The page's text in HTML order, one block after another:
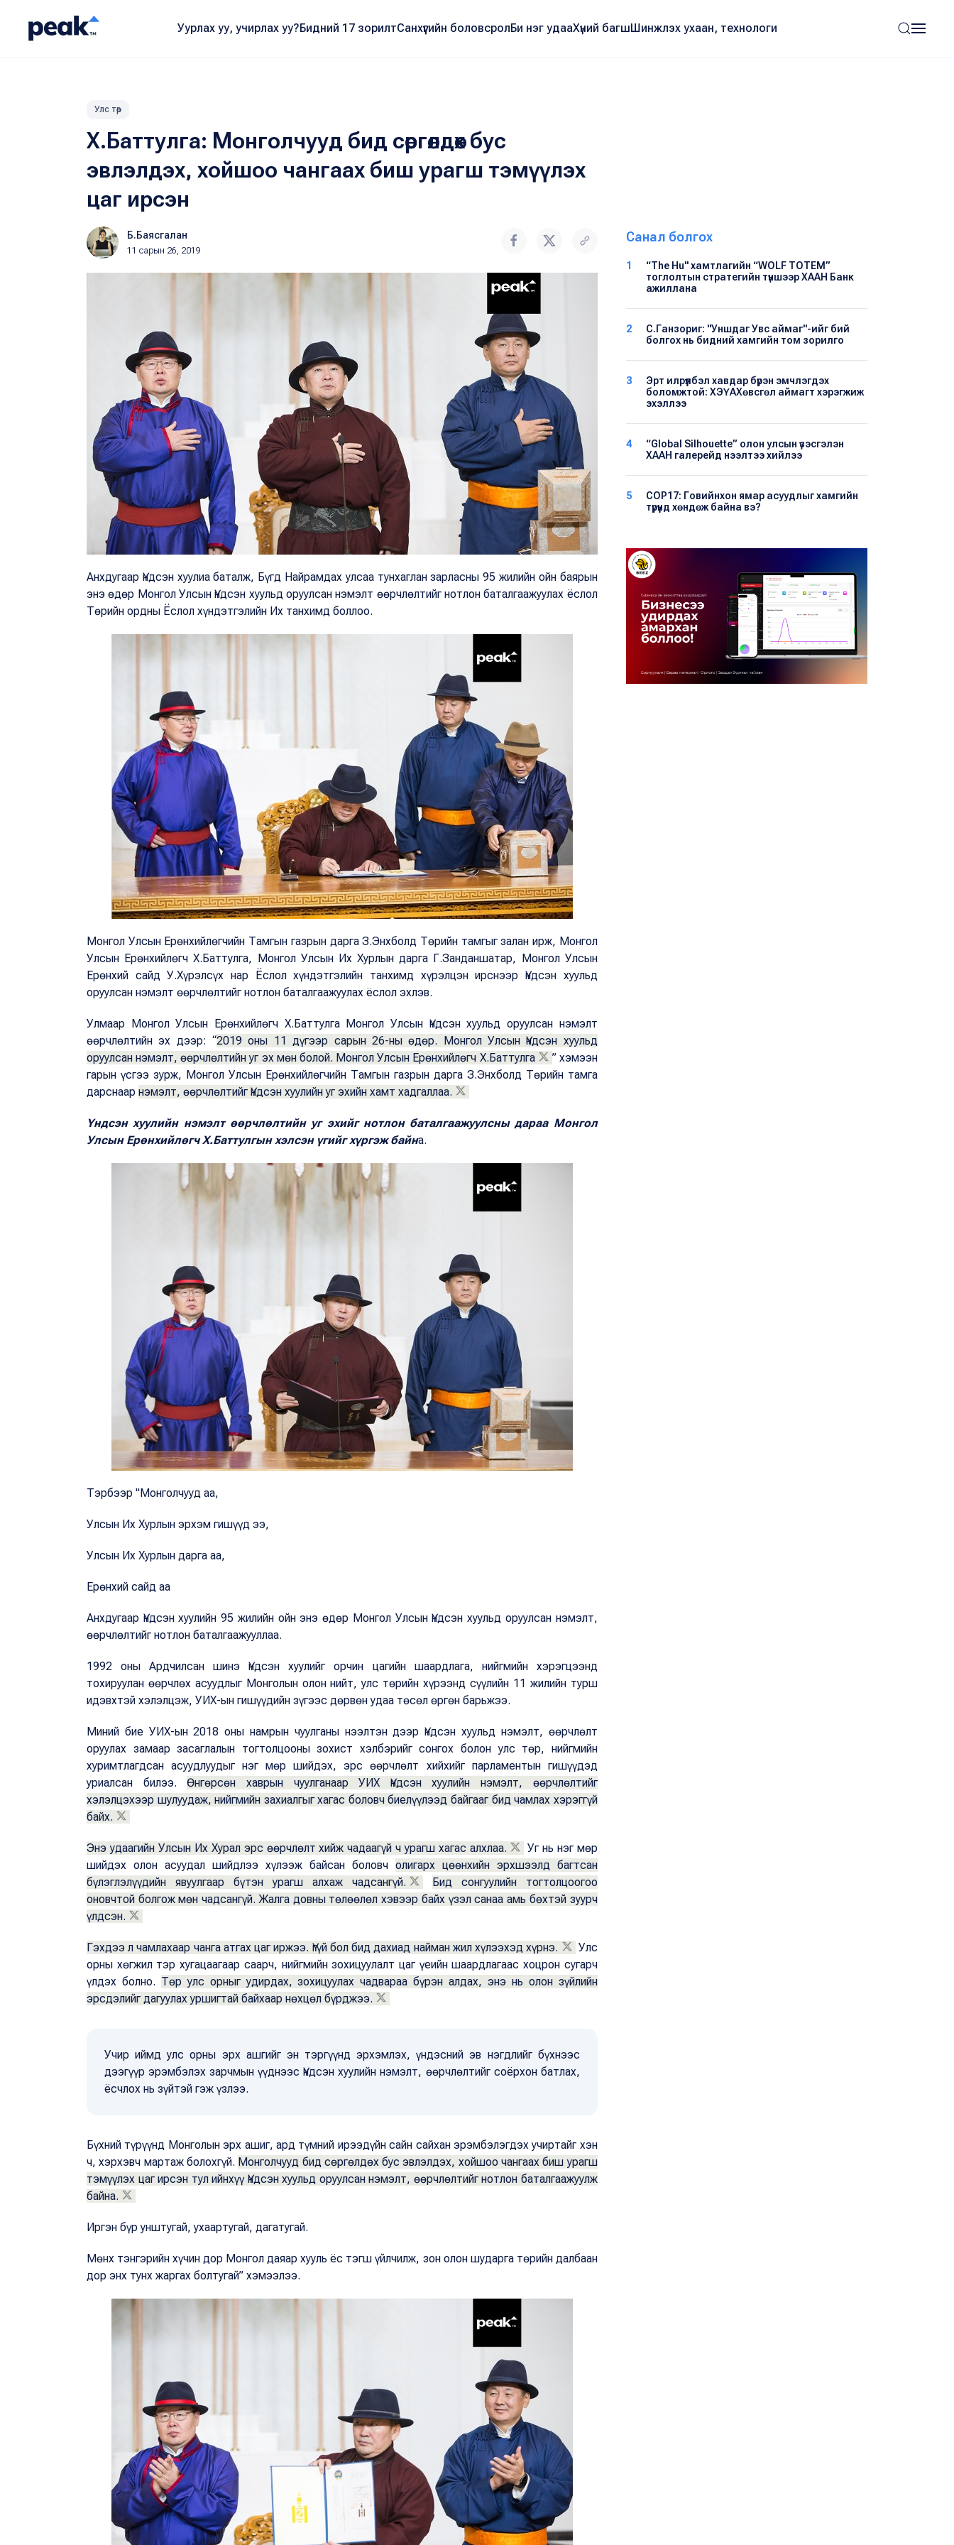
Уурлах уу, учирлах уу?Бидний 17 зорилтСанхүүгийн боловсролБи нэг удааХүний багшШинжлэх ухаан, технологи
Улс төр
Х.Баттулга: Монголчууд бид сөргөлдөх бус
эвлэлдэх, хойшоо чангаах биш урагш тэмүүлэх
цаг ирсэн
Б.Баясгалан
11 сарын 26, 2019
Анхдугаар Үндсэн хуулиа баталж, Бүгд Найрамдах улсаа тунхаглан зарласны 95 жилийн ойн баярын
энэ өдөр Монгол Улсын Үндсэн хуульд оруулсан нэмэлт өөрчлөлтийг нотлон баталгаажуулах ёслол
Төрийн ордны Ёслол хүндэтгэлийн Их танхимд боллоо.
Монгол Улсын Ерөнхийлөгчийн Тамгын газрын дарга З.Энхболд Төрийн тамгыг залан ирж, Монгол
Улсын Ерөнхийлөгч Х.Баттулга, Монгол Улсын Их Хурлын дарга Г.Занданшатар, Монгол Улсын
Ерөнхий сайд У.Хүрэлсүх нар Ёслол хүндэтгэлийн танхимд хүрэлцэн ирснээр Үндсэн хуульд
оруулсан нэмэлт өөрчлөлтийг нотлон баталгаажуулах ёслол эхлэв.
Улмаар Монгол Улсын Ерөнхийлөгч Х.Баттулга Монгол Улсын Үндсэн хуульд оруулсан нэмэлт
өөрчлөлтийн эх дээр: “2019 оны 11 дүгээр сарын 26-ны өдөр. Монгол Улсын Үндсэн хуульд
оруулсан нэмэлт, өөрчлөлтийн уг эх мөн болой. Монгол Улсын Ерөнхийлөгч Х.Баттулга
” хэмээн
гарын үсгээ зурж, Монгол Улсын Ерөнхийлөгчийн Тамгын газрын дарга З.Энхболд Төрийн тамга
дарснаар нэмэлт, өөрчлөлтийг Үндсэн хуулийн уг эхийн хамт хадгаллаа.
Үндсэн хуулийн нэмэлт өөрчлөлтийн уг эхийг нотлон баталгаажуулсны дараа Монгол
Улсын Ерөнхийлөгч Х.Баттулгын хэлсэн үгийг хүргэж байна.
Тэрбээр "Монголчууд аа,
Улсын Их Хурлын эрхэм гишүүд ээ,
Улсын Их Хурлын дарга аа,
Ерөнхий сайд аа
Анхдугаар Үндсэн хуулийн 95 жилийн ойн энэ өдөр Монгол Улсын Үндсэн хуульд оруулсан нэмэлт,
өөрчлөлтийг нотлон баталгаажууллаа.
1992 оны Ардчилсан шинэ Үндсэн хуулийг орчин цагийн шаардлага, нийгмийн хэрэгцээнд
тохируулан өөрчлөх асуудлыг Монголын олон нийт, улс төрийн хүрээнд сүүлийн 11 жилийн турш
идэвхтэй хэлэлцэж, УИХ-ын гишүүдийн зүгээс дөрвөн удаа төсөл өргөн барьжээ.
Миний бие УИХ-ын 2018 оны намрын чуулганы нээлтэн дээр Үндсэн хуульд нэмэлт, өөрчлөлт
оруулах замаар засаглалын тогтолцооны зохист хэлбэрийг сонгох болон улс төр, нийгмийн
хуримтлагдсан асуудлуудыг нэг мөр шийдэх, эрс өөрчлөлт хийхийг парламентын гишүүдэд
уриалсан билээ.Өнгөрсөн хаврын чуулганаар УИХ Үндсэн хуулийн нэмэлт, өөрчлөлтийг
хэлэлцэхээр шулуудаж, нийгмийн захиалгыг хагас боловч биелүүлээд байгааг бид чамлах хэрэггүй
байх.
Энэ удаагийн Улсын Их Хурал эрс өөрчлөлт хийж чадаагүй ч урагш хагас алхлаа.
Уг нь нэг мөр
шийдэх олон асуудал шийдлээ хүлээж байсан боловч олигарх цөөнхийн эрхшээлд багтсан
бүлэглэлүүдийн явуулгаар бүтэн урагш алхаж чадсангүй.
Бид сонгуулийн тогтолцоогоо
оновчтой болгож мөн чадсангүй. Жалга довны төлөөлөл хэвээр байх үзэл санаа амь бөхтэй зуурч
үлдсэн.
Гэхдээ л чамлахаар чанга атгах цаг иржээ. Үгүй бол бид дахиад найман жил хүлээхэд хүрнэ.
Улс
орны хөгжил тэр хугацаагаар саарч, нийгмийн зохицуулалт цаг үеийн шаардлагаас хоцрон сугарч
үлдэх болно. Төр улс орныг удирдах, зохицуулах чадвараа бүрэн алдах, энэ нь олон зүйлийн
эрсдэлийг дагуулах уршигтай байхаар нөхцөл бүрджээ.
Учир иймд улс орны эрх ашгийг эн тэргүүнд эрхэмлэх, үндэсний эв нэгдлийг бүхнээс
дээгүүр эрэмбэлэх зарчмын үүднээс Үндсэн хуулийн нэмэлт, өөрчлөлтийг соёрхон батлах,
ёсчлох нь зүйтэй гэж үзлээ.
Бүхний түрүүнд Монголын эрх ашиг, ард түмний ирээдүйн сайн сайхан эрэмбэлэгдэх учиртайг хэн
ч, хэрхэвч мартаж болохгүй. Монголчууд бид сөргөлдөх бус эвлэлдэх, хойшоо чангаах биш урагш
тэмүүлэх цаг ирсэн тул ийнхүү Үндсэн хуульд оруулсан нэмэлт, өөрчлөлтийг нотлон баталгаажуулж
байна.
Иргэн бүр унштугай, ухаартугай, дагатугай.
Мөнх тэнгэрийн хүчин дор Монгол даяар хууль ёс тэгш үйлчилж, зон олон шударга төрийн далбаан
дор энх тунх жаргах болтугай” хэмээлээ.
Санал болгох
1
“The Hu" хамтлагийн “WOLF TOTEM”
тоглолтын стратегийн түншээр ХААН Банк
ажиллана
2
С.Ганзориг: "Уншдаг Увс аймаг"-ийг бий
болгох нь бидний хамгийн том зорилго
3
Эрт илрүүлбэл хавдар бүрэн эмчлэгдэх
боломжтой: ХЭҮА​Хөвсгөл аймагт хэрэгжиж
эхэллээ
4
“Global Silhouette” олон улсын үзэсгэлэн
ХААН галерейд нээлтээ хийлээ
5
COP17: Говийнхон ямар асуудлыг хамгийн
түрүүнд хөндөж байна вэ?